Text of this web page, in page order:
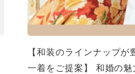
【和装のラインナップが
一着をご提案】 和婚の